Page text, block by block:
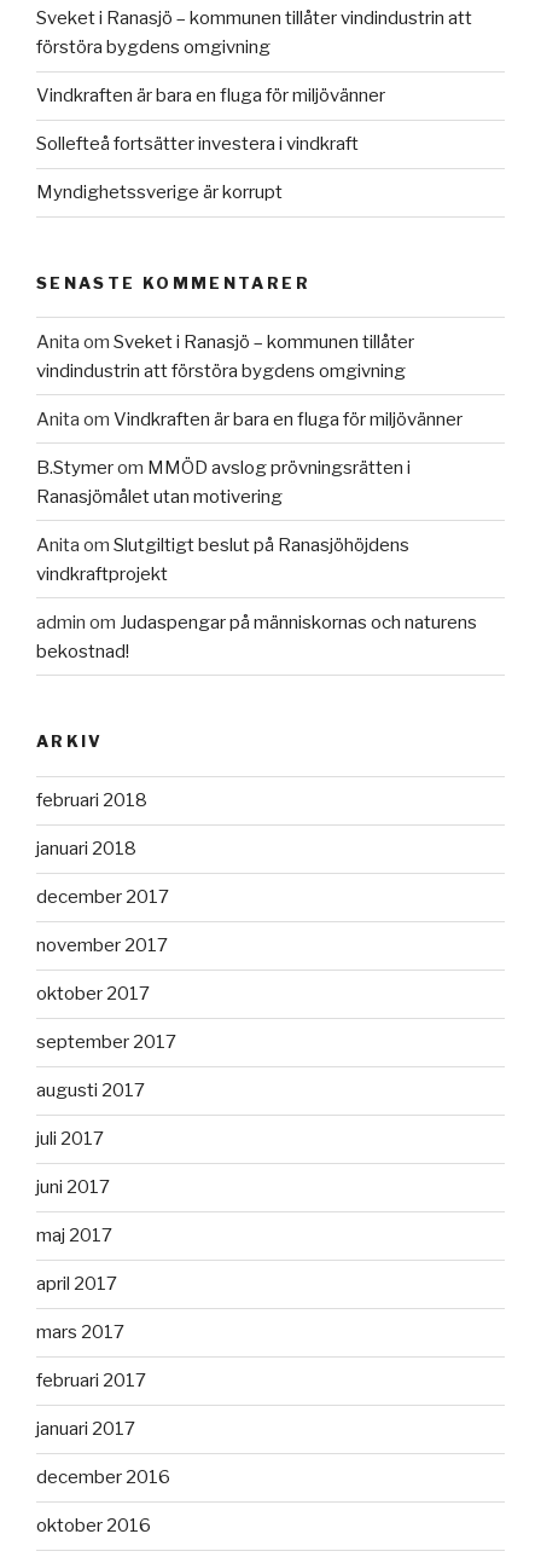
Sveket i Ranasjö – kommunen tillåter vindindustrin att
förstöra bygdens omgivning
Vindkraften är bara en fluga för miljövänner
Sollefteå fortsätter investera i vindkraft
Myndighetssverige är korrupt
SENASTE KOMMENTARER
Anita om Sveket i Ranasjö – kommunen tillåter
vindindustrin att förstöra bygdens omgivning
Anita om Vindkraften är bara en fluga för miljövänner
B.Stymerom MMÖD avslog prövningsrätten i
Ranasjömålet utan motivering
Anita om Slutgiltigt beslut på Ranasjöhöjdens
vindkraftprojekt
admin om Judaspengar på människornas och naturens
bekostnad!
ARKIV
februari 2018
januari 2018
december 2017
november 2017
oktober 2017
september 2017
augusti 2017
juli 2017
juni 2017
maj 2017
april 2017
mars 2017
februari 2017
januari 2017
december 2016
oktober 2016